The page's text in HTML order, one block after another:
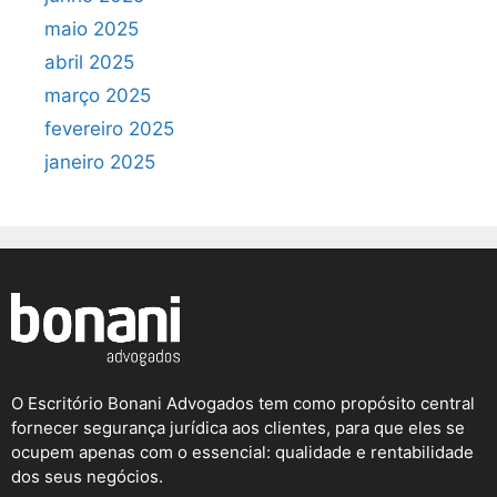
maio 2025
abril 2025
março 2025
fevereiro 2025
janeiro 2025
O Escritório Bonani Advogados tem como propósito central
fornecer segurança jurídica aos clientes, para que eles se
ocupem apenas com o essencial: qualidade e rentabilidade
dos seus negócios.